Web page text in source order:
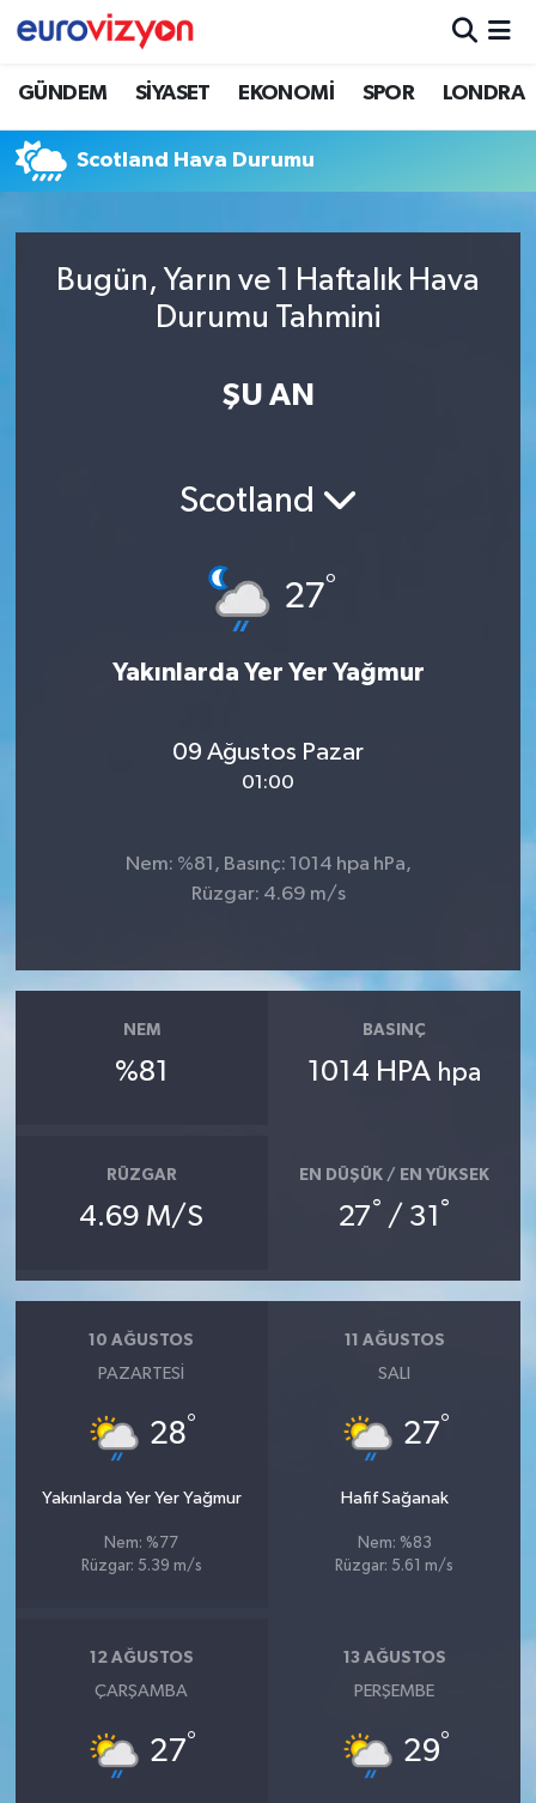
GÜNDEM SİYASET EKONOMİ SPOR LONDRA
Scotland Hava Durumu
Bugün, Yarın ve 1 Haftalık Hava
Durumu Tahmini
ŞU AN
Scotland
27°
Yakınlarda Yer Yer Yağmur
09 Ağustos Pazar
01:00
Nem: %81, Basınç: 1014 hpa hPa,
Rüzgar: 4.69 m/s
NEM
%81
BASINÇ
1014 HPA hpa
RÜZGAR
4.69 M/S
EN DÜŞÜK / EN YÜKSEK
27° / 31 °
10 AĞUSTOS
PAZARTESI
28°
Yakınlarda Yer Yer Yağmur
Nem: %77
Rüzgar: 5.39 m/s
11 AĞUSTOS
SALI
27°
Hafif Sağanak
Nem: %83
Rüzgar: 5.61 m/s
12 AĞUSTOS
ÇARŞAMBA
27°
13 AĞUSTOS
PERŞEMBE
29°